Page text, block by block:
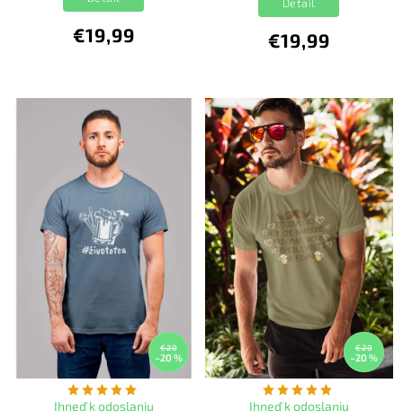
€19,99 €19,99
€20
–20 %
Ihneď k odoslaniu
€20
–20 %
Ihneď k odoslaniu